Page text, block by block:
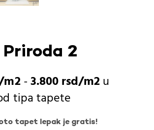
2
-3.800rsd
u
tipa tapete
tapet lepak je gratis!